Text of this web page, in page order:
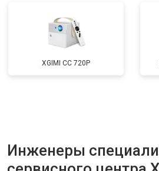
XGIMI CC 720P
Инженеры